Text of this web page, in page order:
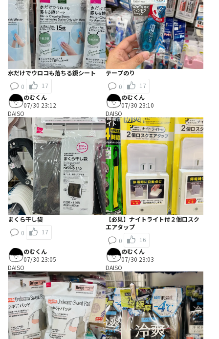
水だけでウロコも落ちる鏡シート
0
17
テープのり
0
17
のむくん
07/30 23:12
DAISO
まくら干し袋
0
17
のむくん
07/30 23:10
DAISO
【必見】ナイトライト付２個口スク
エアタップ
0
16
のむくん
07/30 23:05
DAISO
のむくん
07/30 23:03
DAISO